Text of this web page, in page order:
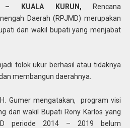
– KUALA KURUN, Rencana
Daerah (RPJMD) merupakan
dan wakil bupati yang menjabat
tolok ukur berhasil atau tidaknya
membangun daerahnya.
H. Gumer mengatakan, program visi
dan wakil Bupati Rony Karlos yang
periode 2014 – 2019 belum